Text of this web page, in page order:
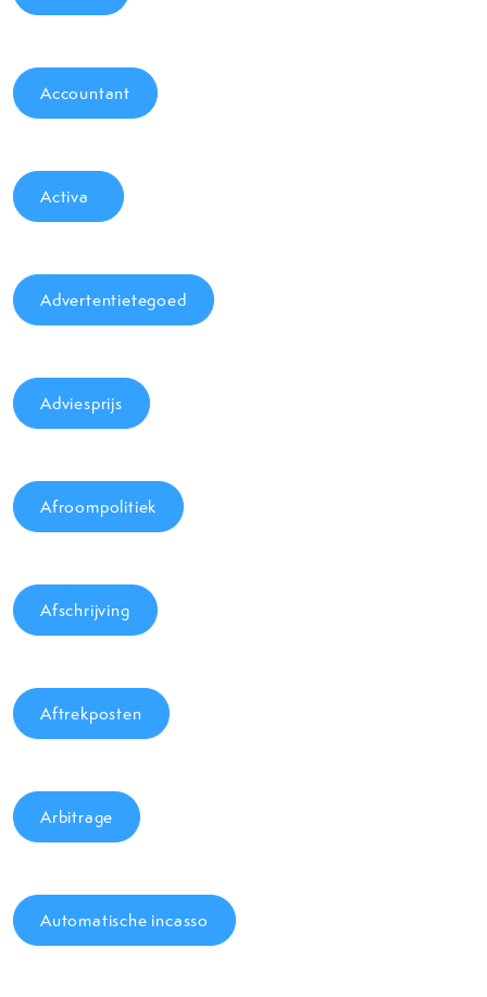
Accountant
Activa
Advertentietegoed
Adviesprijs
Afroompolitiek
Afschrijving
Aftrekposten
Arbitrage
Automatische incasso